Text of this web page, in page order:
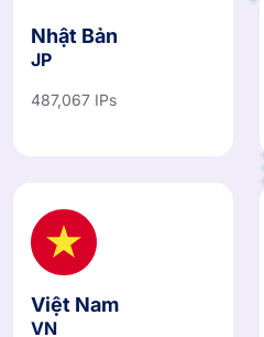
Nhật Bản
JP
487,067 IPs
Việt Nam
VN